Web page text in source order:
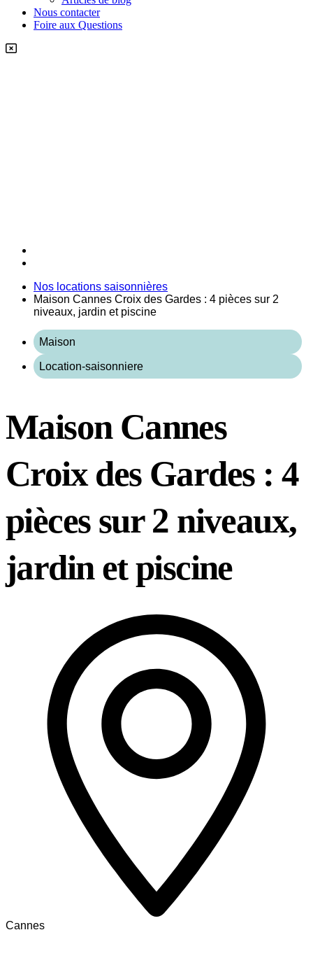
Nous contacter
Foire aux Questions
Nos locations saisonnières
Maison Cannes Croix des Gardes : 4 pièces sur 2
niveaux, jardin et piscine
Maison
Location-saisonniere
Maison Cannes
Croix des Gardes : 4
pièces sur 2 niveaux,
jardin et piscine
Cannes